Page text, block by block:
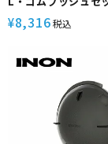
¥8,316税込